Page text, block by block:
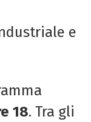
e
18. Tra gli